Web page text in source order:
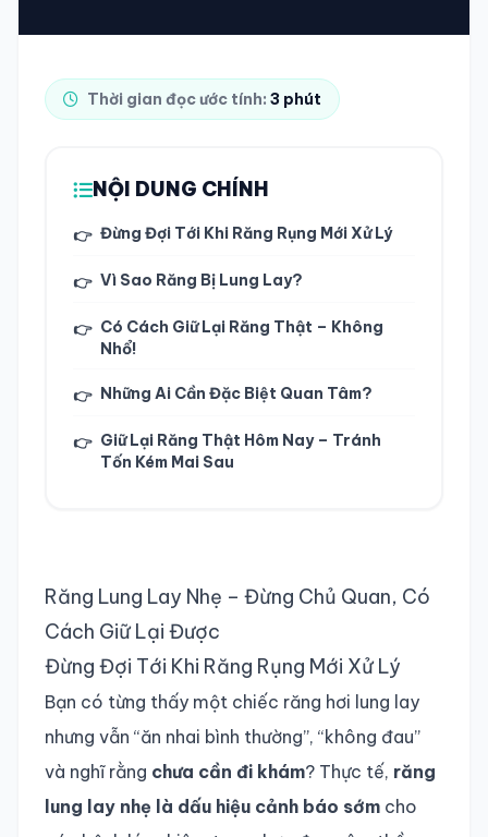
TRA CỨU HỒ SƠ
Thời gian đọc ước tính: 3 phút
NỘI DUNG CHÍNH
👉 Đừng Đợi Tới Khi Răng Rụng Mới Xử Lý
👉 Vì Sao Răng Bị Lung Lay?
👉 Có Cách Giữ Lại Răng Thật – Không
Nhổ!
👉 Những Ai Cần Đặc Biệt Quan Tâm?
👉 Giữ Lại Răng Thật Hôm Nay – Tránh
Tốn Kém Mai Sau
Răng Lung Lay Nhẹ – Đừng Chủ Quan, Có
Cách Giữ Lại Được
Đừng Đợi Tới Khi Răng Rụng Mới Xử Lý
Bạn có từng thấy một chiếc răng hơi lung lay
nhưng vẫn “ăn nhai bình thường”, “không đau”
và nghĩ rằng chưa cần đi khám? Thực tế, răng
lung lay nhẹ là dấu hiệu cảnh báo sớm cho